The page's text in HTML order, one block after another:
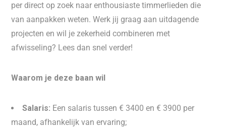
per direct op zoek naar enthousiaste timmerlieden die
van aanpakken weten. Werk jij graag aan uitdagende
projecten en wil je zekerheid combineren met
afwisseling? Lees dan snel verder!
Waarom je deze baan wil
Salaris: Een salaris tussen € 3400 en € 3900 per
maand, afhankelijk van ervaring;